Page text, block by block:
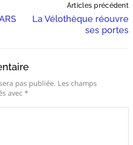
Articles précédent
La Vélothèque réouvre
ses portes
pas publiée. Les champs
avec *